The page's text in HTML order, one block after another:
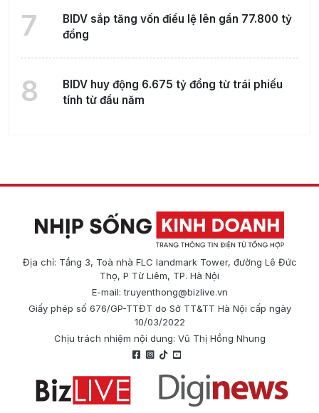
7
BIDV sắp tăng vốn điều lệ lên gần 77.800 tỷ
đồng
8
BIDV huy động 6.675 tỷ đồng từ trái phiếu
tính từ đầu năm
Địa chỉ: Tầng 3, Toà nhà FLC landmark Tower, đường Lê Đức
Thọ, P Từ Liêm, TP. Hà Nội
E-mail:truyenthong@bizlive.vn
Giấy phép số 676/GP-TTĐT do Sở TT&TT Hà Nội cấp ngày
10/03/2022
Chịu trách nhiệm nội dung: Vũ Thị Hồng Nhung